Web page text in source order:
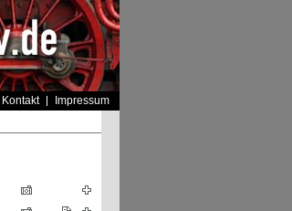
Kontakt
Impressum